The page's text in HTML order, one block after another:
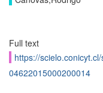
Full text
https://
04622015000200014